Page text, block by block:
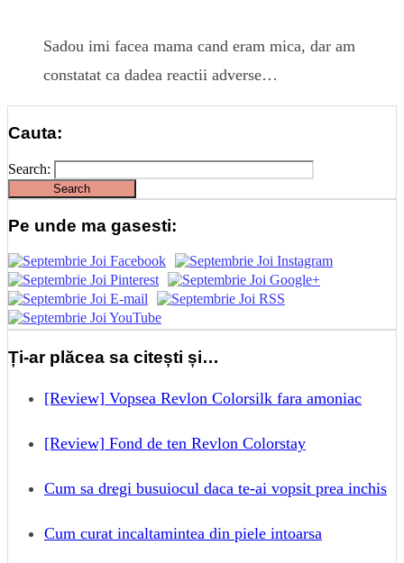
Sadou imi facea mama cand eram mica, dar am
constatat ca dadea reactii adverse…
Cauta:
Search:
Pe unde ma gasesti:
Ți-ar plăcea sa citești și…
[Review] Vopsea Revlon Colorsilk fara amoniac
[Review] Fond de ten Revlon Colorstay
Cum sa dregi busuiocul daca te-ai vopsit prea inchis
Cum curat incaltamintea din piele intoarsa